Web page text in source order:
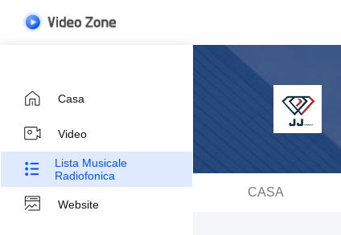
Casa
Video
Lista Musicale
Radiofonica
Website
CASA